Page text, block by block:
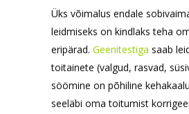
Üks võimalus endale
leidmiseks on kindlaks teha
eripärad. Geenitestiga saab
toitainete (valgud, rasvad,
söömine on põhiline
seeläbi oma toitumist